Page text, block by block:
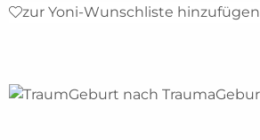
zur Yoni-Wunschliste hinzufügen